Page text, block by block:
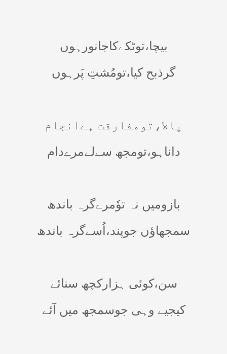
بیچا،توٹکےکاجانورہوں
گرذبح کیا،تومُشتِ پَرہوں
پالا،تومفارقت ہےانجام
داناہو،تومجھ سےلےمرےدام
بازومیں نہ توٗمرےگرہ باندھ
سمجھاؤں جوپند،اُسےگرہ باندھ
سن،کوئی ہزارکچھ سنائے
کیجیے وہی جوسمجھ میں آئے